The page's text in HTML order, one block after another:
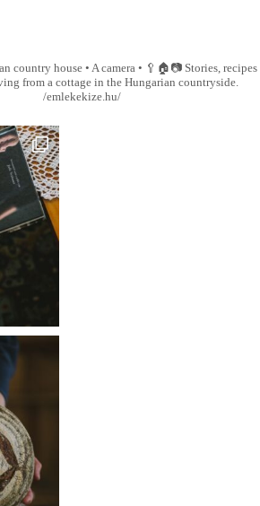
country house • A camera • 🥄🏠📷Stories, recipes
from a cottage in the Hungarian countryside.
/emlekekize.hu/